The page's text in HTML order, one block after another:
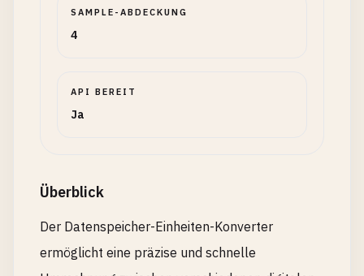
SAMPLE-ABDECKUNG
4
API BEREIT
Ja
Überblick
Der Datenspeicher-Einheiten-Konverter
ermöglicht eine präzise und schnelle